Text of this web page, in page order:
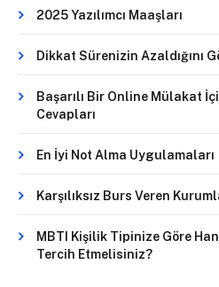
2025 Yazılımcı Maaşları
Dikkat Sürenizin Azaldığını
Başarılı Bir Online Mülakat
Cevapları
En İyi Not Alma Uygulamaları
Karşılıksız Burs Veren
MBTI Kişilik Tipinize Göre
Tercih Etmelisiniz?